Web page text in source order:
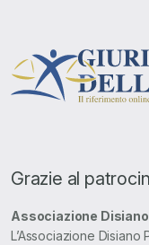
Grazie al
Associazione
L’Associazione